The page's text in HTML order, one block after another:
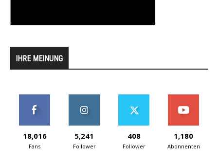
IHRE MEINUNG
18,016
Fans
5,241
Follower
408
Follower
1,180
Abonnenten